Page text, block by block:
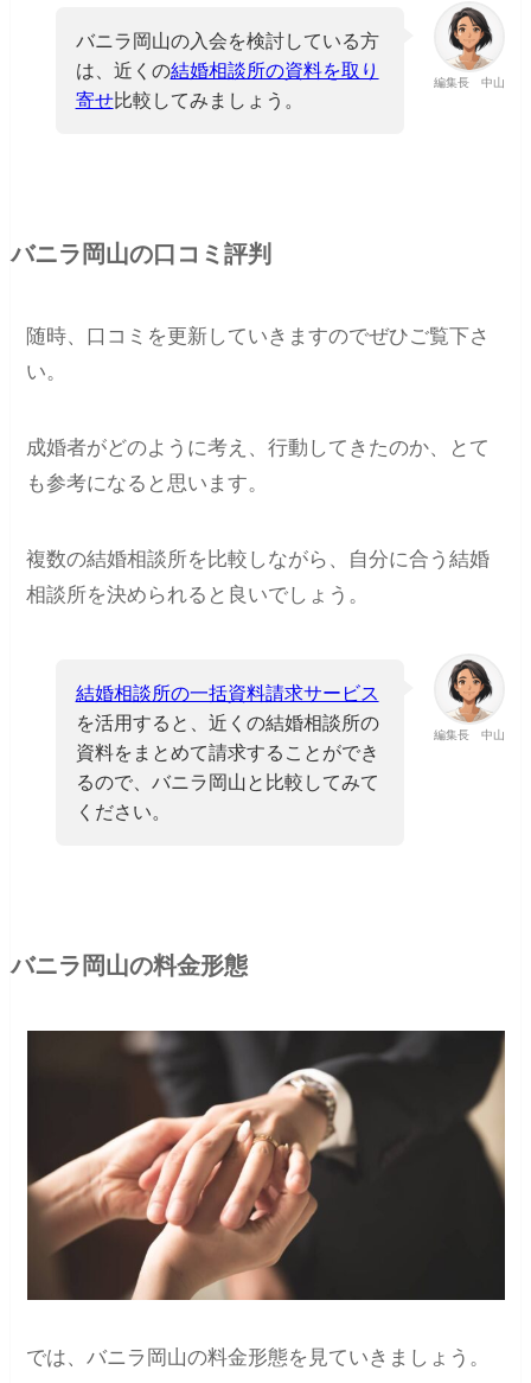
編集長 中山
バニラ岡山の入会を検討している方
は、近くの結婚相談所の資料を取り
寄せ比較してみましょう。
バニラ岡山の口コミ評判
随時、口コミを更新していきますのでぜひご覧下さ
い。
成婚者がどのように考え、行動してきたのか、とて
も参考になると思います。
複数の結婚相談所を比較しながら、自分に合う結婚
相談所を決められると良いでしょう。
編集長 中山
結婚相談所の一括資料請求サービス
を活用すると、近くの結婚相談所の
資料をまとめて請求することができ
るので、バニラ岡山と比較してみて
ください。
バニラ岡山の料金形態
では、バニラ岡山の料金形態を見ていきましょう。